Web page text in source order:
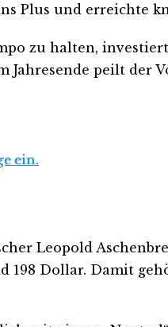
Plus und erreichte
zu halten,
peilt der
ein.
Leopold
Dollar. Damit